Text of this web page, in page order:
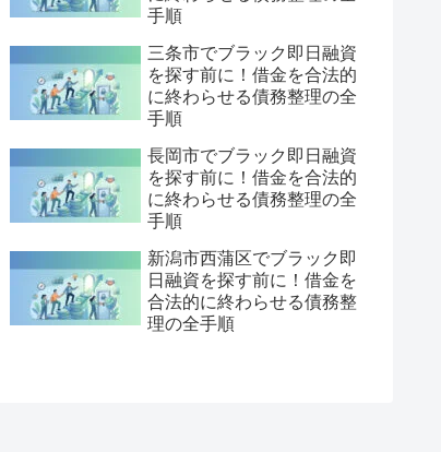
手順
三条市でブラック即日融資
を探す前に！借金を合法的
に終わらせる債務整理の全
手順
長岡市でブラック即日融資
を探す前に！借金を合法的
に終わらせる債務整理の全
手順
新潟市西蒲区でブラック即
日融資を探す前に！借金を
合法的に終わらせる債務整
理の全手順